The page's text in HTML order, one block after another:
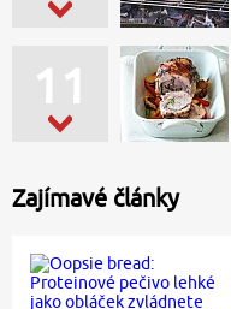
11
Zajímavé články